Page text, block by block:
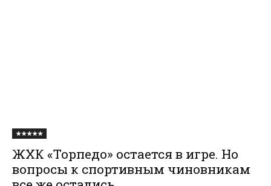
★★★★★
ЖХК «Торпедо» остается в игре. Но
вопросы к спортивным чиновникам